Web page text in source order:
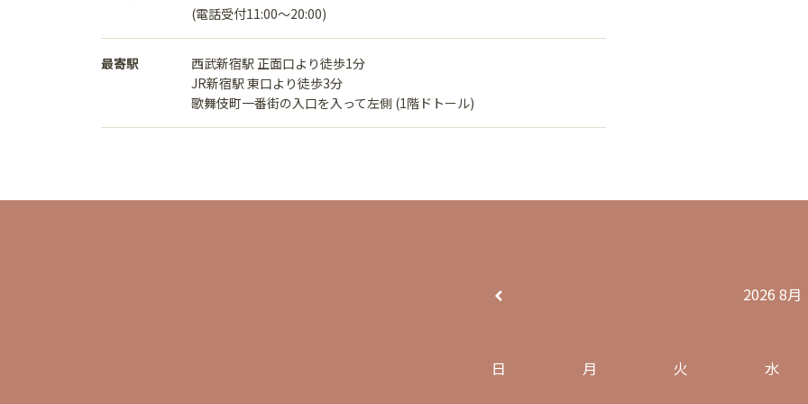
(電話受付11:00〜20:00)
最寄駅
西武新宿駅 正面口より徒歩1分
JR新宿駅 東口より徒歩3分
歌舞伎町一番街の入口を入って左側 (1階ドトール)
2026 8月
日 月 火 水